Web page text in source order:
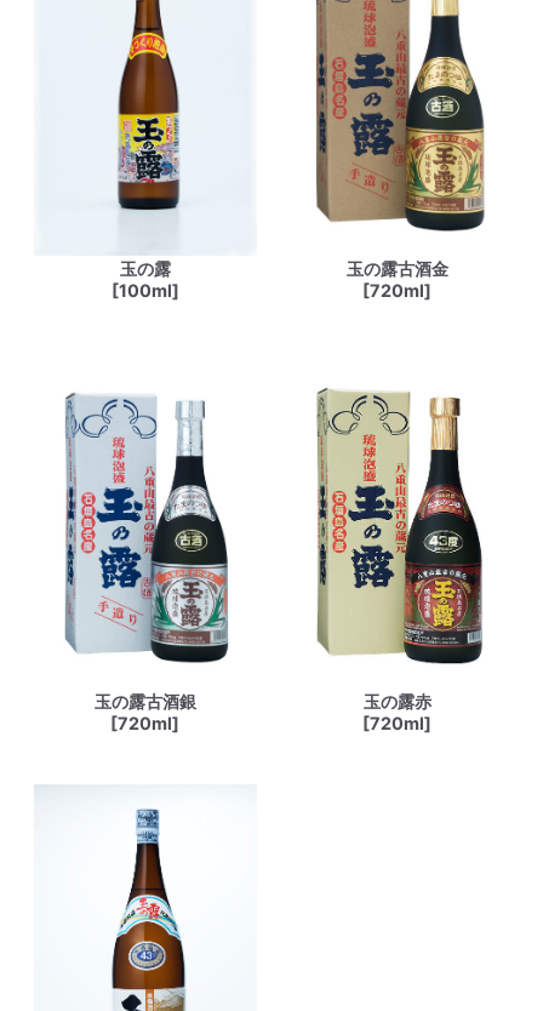
玉の露
[100ml]
玉の露古酒金
[720ml]
玉の露古酒銀
[720ml]
玉の露赤
[720ml]